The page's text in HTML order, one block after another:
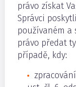
právo získat
Správci
používaném a
právo předat
případě, kdy: